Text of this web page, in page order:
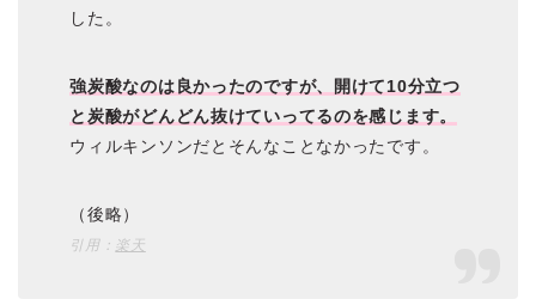
した。
強炭酸なのは良かったのですが、開けて10分立つ
と炭酸がどんどん抜けていってるのを感じます。
ウィルキンソンだとそんなことなかったです。
（後略）
引用： 楽天